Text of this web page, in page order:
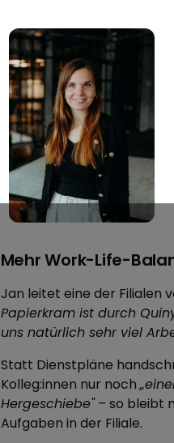
Mehr Work-Life-
Jan leitet eine der Filialen
Papierkram ist durch
uns natürlich sehr viel
Statt Dienstpläne
Kolleg:innen nur noch
Hergeschiebe"– so bleibt
Aufgaben in der Filiale.